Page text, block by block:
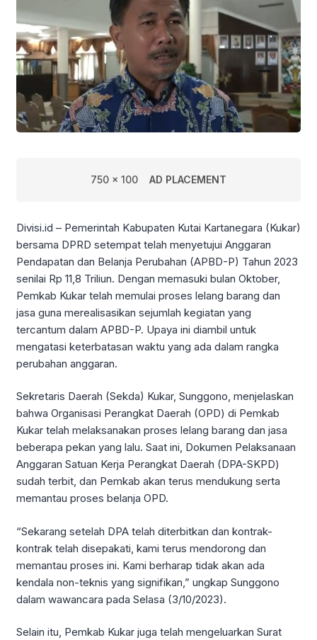
750 x 100 AD PLACEMENT
Divisi.id – Pemerintah Kabupaten Kutai Kartanegara (Kukar)
bersama DPRD setempat telah menyetujui Anggaran
Pendapatan dan Belanja Perubahan (APBD-P) Tahun 2023
senilai Rp 11,8 Triliun. Dengan memasuki bulan Oktober,
Pemkab Kukar telah memulai proses lelang barang dan
jasa guna merealisasikan sejumlah kegiatan yang
tercantum dalam APBD-P. Upaya ini diambil untuk
mengatasi keterbatasan waktu yang ada dalam rangka
perubahan anggaran.
Sekretaris Daerah (Sekda) Kukar, Sunggono, menjelaskan
bahwa Organisasi Perangkat Daerah (OPD) di Pemkab
Kukar telah melaksanakan proses lelang barang dan jasa
beberapa pekan yang lalu. Saat ini, Dokumen Pelaksanaan
Anggaran Satuan Kerja Perangkat Daerah (DPA-SKPD)
sudah terbit, dan Pemkab akan terus mendukung serta
memantau proses belanja OPD.
“Sekarang setelah DPA telah diterbitkan dan kontrak-
kontrak telah disepakati, kami terus mendorong dan
memantau proses ini. Kami berharap tidak akan ada
kendala non-teknis yang signifikan,” ungkap Sunggono
dalam wawancara pada Selasa (3/10/2023).
Selain itu, Pemkab Kukar juga telah mengeluarkan Surat